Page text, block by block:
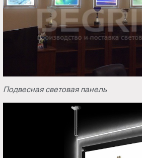
Подвесная световая панель